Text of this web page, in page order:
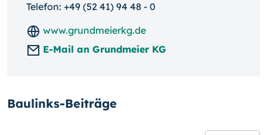
Telefon: +49 (52 41) 94 48 - 0
www.grundmeierkg.de
E-Mail an Grundmeier KG
Baulinks-Beiträge